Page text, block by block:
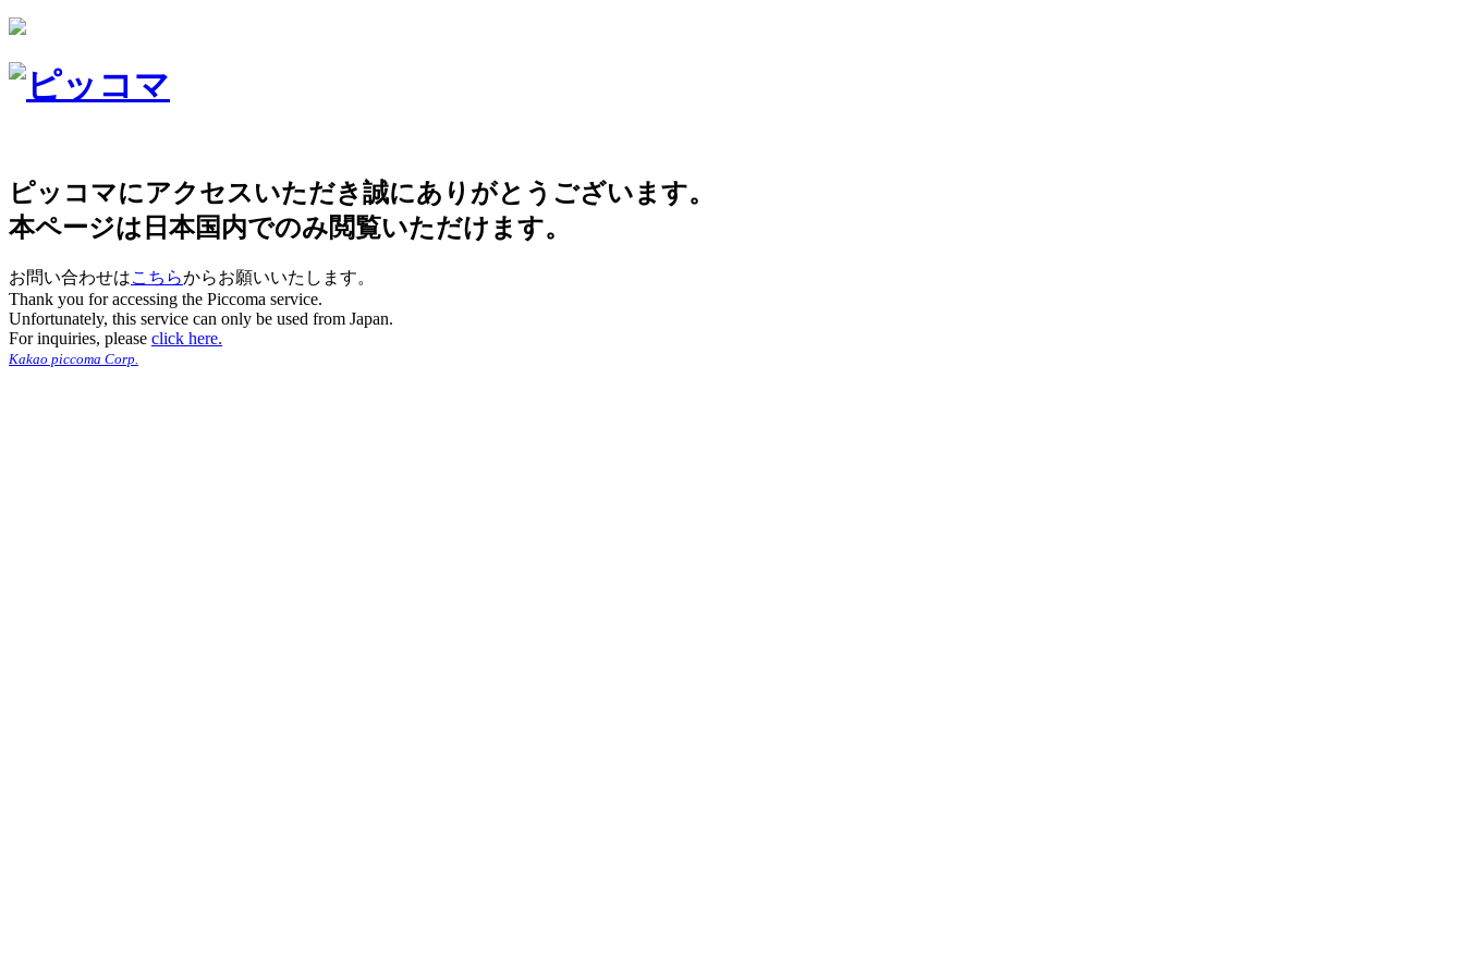
ピッコマにアクセスいただき誠にありがとうございます。
本ページは日本国内でのみ閲覧いただけます。
お問い合わせはこちらからお願いいたします。
Thank you for accessing the Piccoma service.
Unfortunately, this service can only be used from Japan.
For inquiries, please click here.
Kakao piccoma Corp.